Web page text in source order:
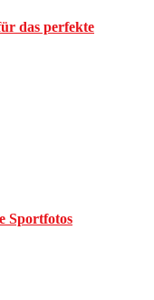
das perfekte
Sportfotos